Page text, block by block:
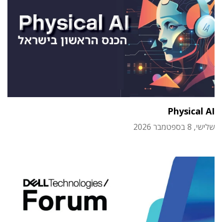
Physical AI
שלישי, 8 בספטמבר 2026